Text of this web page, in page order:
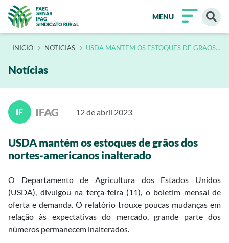
MENU
INÍCIO NOTICIAS USDA MANTEM OS ESTOQUES DE GRAOS
DOS NORTES AMERICANOS INALTERADO
Notícias
IF IFAG 12 de abril 2023
USDA mantém os estoques de grãos dos
nortes-americanos inalterado
O Departamento de Agricultura dos Estados Unidos
(USDA), divulgou na terça-feira (11), o boletim mensal de
oferta e demanda. O relatório trouxe poucas mudanças em
relação às expectativas do mercado, grande parte dos
números permanecem inalterados.